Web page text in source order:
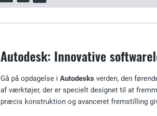
Autodesk: Innovative
Gå på opdagelse i Autodesks verden, den
af værktøjer, der er specielt designet til at
præcis konstruktion og avanceret fremstilling